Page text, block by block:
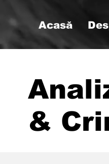
Acasă
&